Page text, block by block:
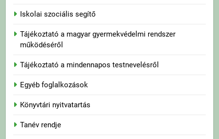
Iskolai szociális segítő
Tájékoztató a magyar gyermekvédelmi rendszer
működéséről
Tájékoztató a mindennapos testnevelésről
Egyéb foglalkozások
Könyvtári nyitvatartás
Tanév rendje